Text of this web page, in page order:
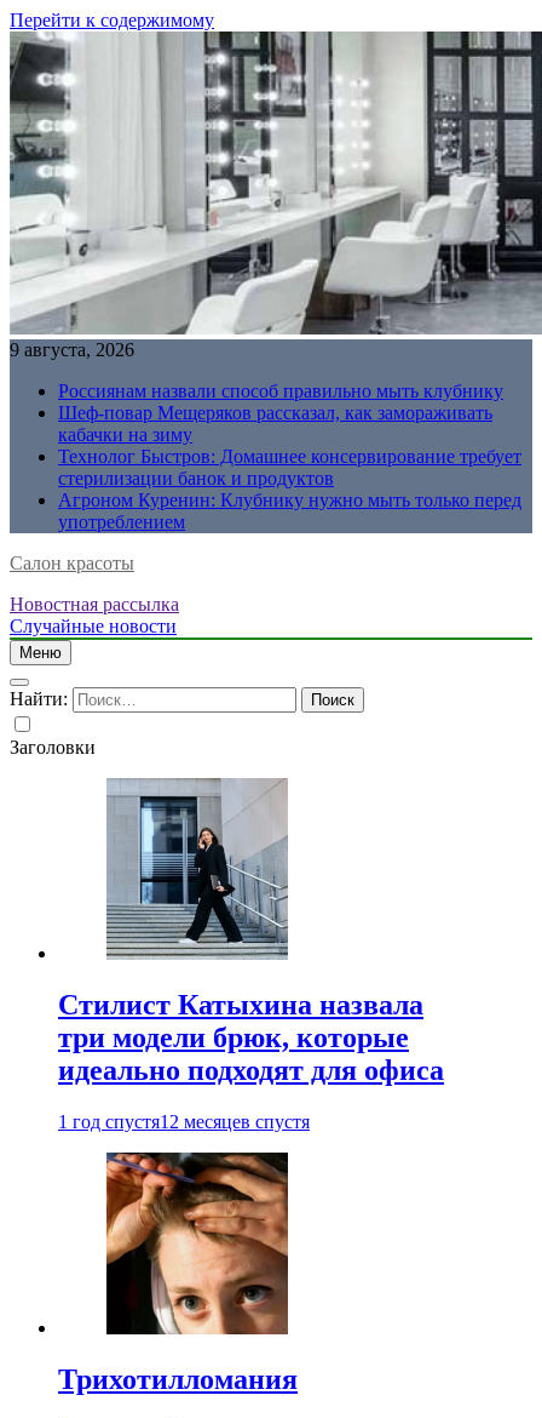
Перейти к содержимому
9 августа, 2026
Россиянам назвали способ правильно мыть клубнику
Шеф-повар Мещеряков рассказал, как замораживать
кабачки на зиму
Технолог Быстров: Домашнее консервирование требует
стерилизации банок и продуктов
Агроном Куренин: Клубнику нужно мыть только перед
употреблением
Салон красоты
Новостная рассылка
Случайные новости
Меню
Найти:
Заголовки
Стилист Катыхина назвала
три модели брюк, которые
идеально подходят для офиса
1 год спустя12 месяцев спустя
Трихотилломания